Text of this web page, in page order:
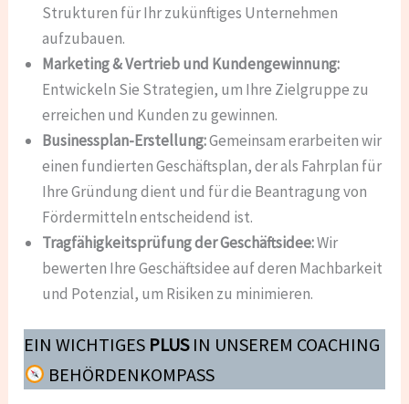
Strukturen für Ihr zukünftiges Unternehmen
aufzubauen.
Marketing & Vertrieb und Kundengewinnung:
Entwickeln Sie Strategien, um Ihre Zielgruppe zu
erreichen und Kunden zu gewinnen.
Businessplan-Erstellung:Gemeinsam erarbeiten wir
einen fundierten Geschäftsplan, der als Fahrplan für
Ihre Gründung dient und für die Beantragung von
Fördermitteln entscheidend ist.
Tragfähigkeitsprüfung der Geschäftsidee:Wir
bewerten Ihre Geschäftsidee auf deren Machbarkeit
und Potenzial, um Risiken zu minimieren.
EIN WICHTIGES PLUSIN UNSEREM COACHING
BEHÖRDENKOMPASS